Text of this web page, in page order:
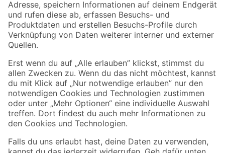
Zahlungsarten Versandarten
Sicher einkaufen
Jetzt die toom-App herunterladen